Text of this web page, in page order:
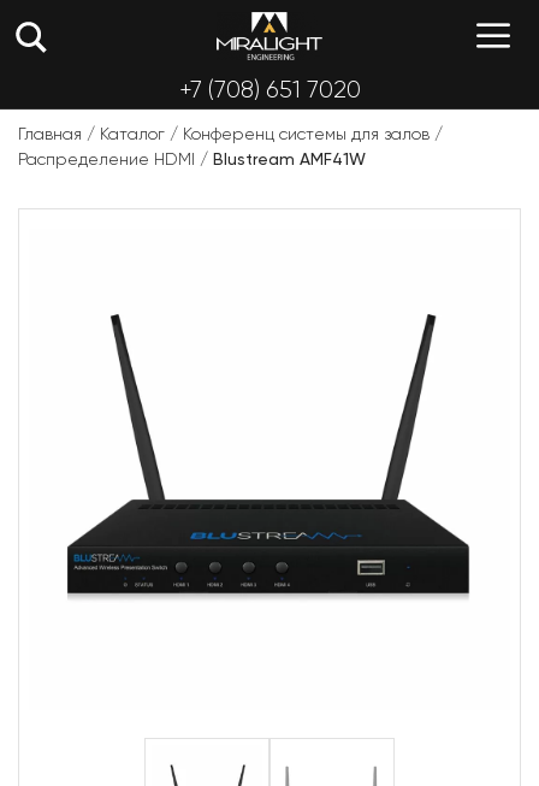
+7 (708) 651 7020
Главная / Каталог / Конференц системы для залов /
Распределение HDMI / Blustream AMF41W